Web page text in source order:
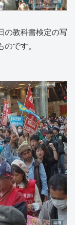
の教科書検定の写
です。